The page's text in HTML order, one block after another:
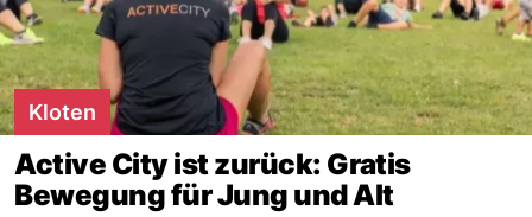
Kloten
Active City ist zurück: Gratis
Bewegung für Jung und Alt